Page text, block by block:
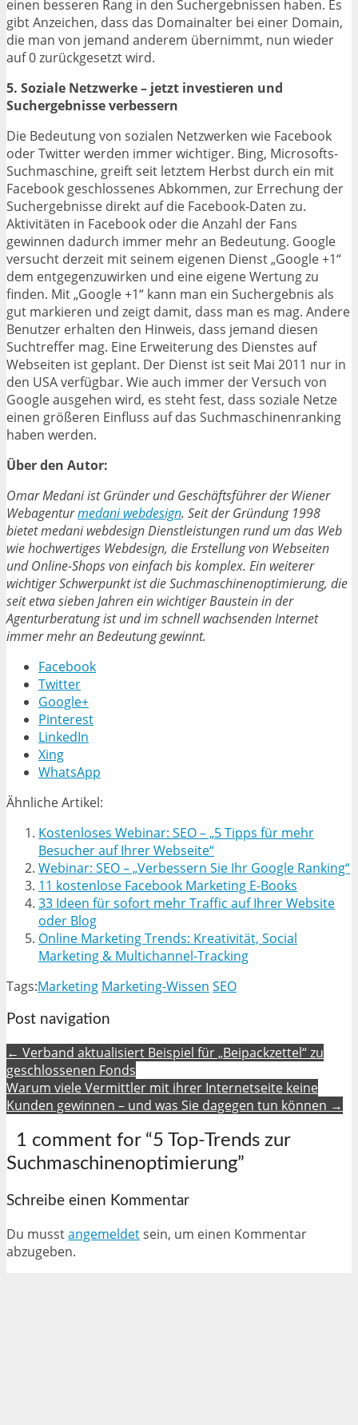
einen besseren Rang in den Suchergebnissen haben. Es
gibt Anzeichen, dass das Domainalter bei einer Domain,
die man von jemand anderem übernimmt, nun wieder
auf 0 zurückgesetzt wird.
5. Soziale Netzwerke – jetzt investieren und
Suchergebnisse verbessern
Die Bedeutung von sozialen Netzwerken wie Facebook
oder Twitter werden immer wichtiger. Bing, Microsofts-
Suchmaschine, greift seit letztem Herbst durch ein mit
Facebook geschlossenes Abkommen, zur Errechung der
Suchergebnisse direkt auf die Facebook-Daten zu.
Aktivitäten in Facebook oder die Anzahl der Fans
gewinnen dadurch immer mehr an Bedeutung. Google
versucht derzeit mit seinem eigenen Dienst „Google +1“
dem entgegenzuwirken und eine eigene Wertung zu
finden. Mit „Google +1“ kann man ein Suchergebnis als
gut markieren und zeigt damit, dass man es mag. Andere
Benutzer erhalten den Hinweis, dass jemand diesen
Suchtreffer mag. Eine Erweiterung des Dienstes auf
Webseiten ist geplant. Der Dienst ist seit Mai 2011 nur in
den USA verfügbar. Wie auch immer der Versuch von
Google ausgehen wird, es steht fest, dass soziale Netze
einen größeren Einfluss auf das Suchmaschinenranking
haben werden.
Über den Autor:
Omar Medani ist Gründer und Geschäftsführer der Wiener
Webagenturmedani webdesign. Seit der Gründung 1998
bietet medani webdesign Dienstleistungen rund um das Web
wie hochwertiges Webdesign, die Erstellung von Webseiten
und Online-Shops von einfach bis komplex. Ein weiterer
wichtiger Schwerpunkt ist die Suchmaschinenoptimierung, die
seit etwa sieben Jahren ein wichtiger Baustein in der
Agenturberatung ist und im schnell wachsenden Internet
immer mehr an Bedeutung gewinnt.
Facebook
Twitter
Google+
Pinterest
LinkedIn
Xing
WhatsApp
Ähnliche Artikel:
Kostenloses Webinar: SEO – „5 Tipps für mehr
Besucher auf Ihrer Webseite“
Webinar: SEO – „Verbessern Sie Ihr Google Ranking“
11 kostenlose Facebook Marketing E-Books
33 Ideen für sofort mehr Traffic auf Ihrer Website
oder Blog
Online Marketing Trends: Kreativität, Social
Marketing & Multichannel-Tracking
Tags:Marketing Marketing-Wissen SEO
Post navigation
← Verband aktualisiert Beispiel für „Beipackzettel“ zu
geschlossenen Fonds
Warum viele Vermittler mit ihrer Internetseite keine
Kunden gewinnen – und was Sie dagegen tun können →
1 comment for “5 Top-Trends zur
Suchmaschinenoptimierung”
Schreibe einen Kommentar
Du musstangemeldetsein, um einen Kommentar
abzugeben.